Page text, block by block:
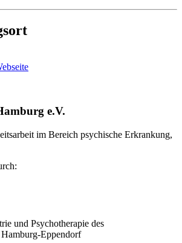
e.V.
im Bereich psychische Erkrankung,
und Psychotherapie des
Eppendorf